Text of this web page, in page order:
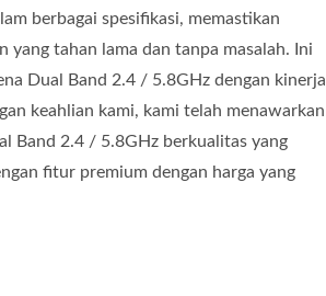
berbagai spesifikasi, memastikan
yang tahan lama dan tanpa masalah. Ini
Dual Band 2.4 / 5.8GHz dengan kinerja
keahlian kami, kami telah menawarkan
Band 2.4 / 5.8GHz berkualitas yang
fitur premium dengan harga yang